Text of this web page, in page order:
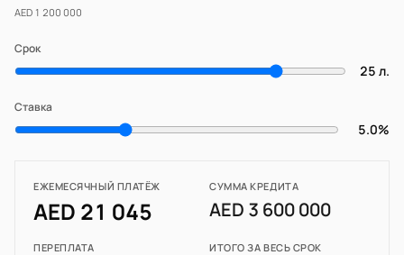
AED 1 200 000
Срок
25 л.
Ставка
5.0%
ЕЖЕМЕСЯЧНЫЙ ПЛАТЁЖ
AED 21 045
СУММА КРЕДИТА
AED 3 600 000
ПЕРЕПЛАТА ИТОГО ЗА ВЕСЬ СРОК